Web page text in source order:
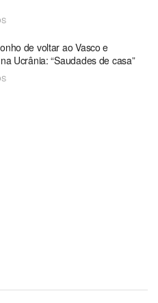
de voltar ao Vasco e
Ucrânia: “Saudades de casa”